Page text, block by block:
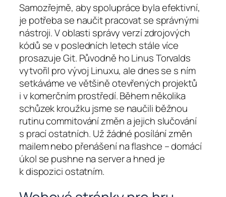
Samozřejmě, aby spolupráce byla efektivní,
je potřeba se naučit pracovat se správnými
nástroji. V oblasti správy verzí zdrojových
kódů se v posledních letech stále více
prosazuje Git. Původně ho Linus Torvalds
vytvořil pro vývoj Linuxu, ale dnes se s ním
setkáváme ve většině otevřených projektů
i v komerčním prostředí. Během několika
schůzek kroužku jsme se naučili běžnou
rutinu commitování změn a jejich slučování
s prací ostatních. Už žádné posílání změn
mailem nebo přenášení na flashce – domácí
úkol se pushne na server a hned je
k dispozici ostatním.